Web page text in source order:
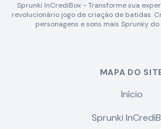
Sprunki InCrediBox - Transforme sua
revolucionário jogo de criação de batidas.
personagens e sons mais Sprunky
MAPA DO
Início
Sprunki